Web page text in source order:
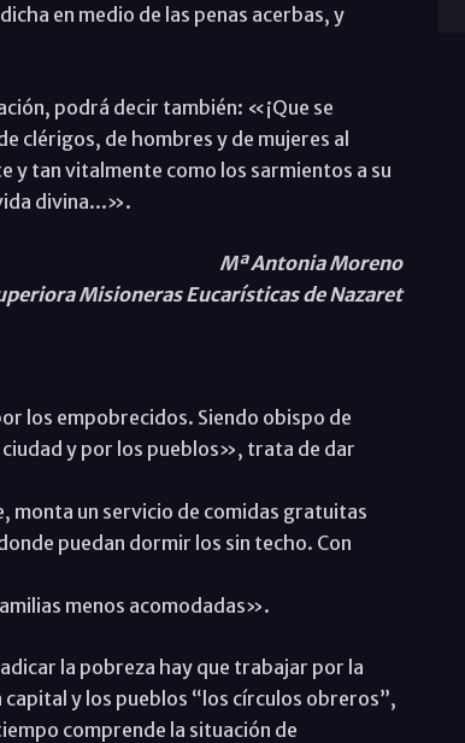
en medio de las penas acerbas, y
podrá decir también: «¡Que se
clérigos, de hombres y de mujeres al
y tan vitalmente como los sarmientos a su
divina...».
Mª Antonia Moreno
Misioneras Eucarísticas de Nazaret
los empobrecidos. Siendo obispo de
y por los pueblos», trata de dar
monta un servicio de comidas gratuitas
puedan dormir los sin techo. Con
menos acomodadas».
la pobreza hay que trabajar por la
y los pueblos “los círculos obreros”,
comprende la situación de